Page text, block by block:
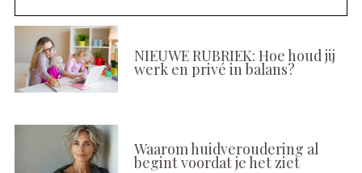
NIEUWE RUBRIEK: Hoe houd jij
werk en privé in balans?
Waarom huidveroudering al
begint voordat je het ziet